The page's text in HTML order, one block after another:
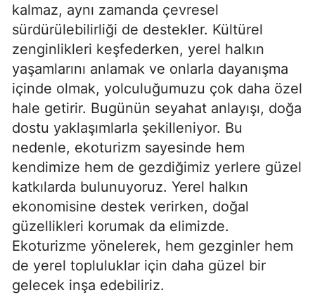
kalmaz, aynı zamanda çevresel
sürdürülebilirliği de destekler. Kültürel
zenginlikleri keşfederken, yerel halkın
yaşamlarını anlamak ve onlarla dayanışma
içinde olmak, yolculuğumuzu çok daha özel
hale getirir. Bugünün seyahat anlayışı, doğa
dostu yaklaşımlarla şekilleniyor. Bu
nedenle, ekoturizm sayesinde hem
kendimize hem de gezdiğimiz yerlere güzel
katkılarda bulunuyoruz. Yerel halkın
ekonomisine destek verirken, doğal
güzellikleri korumak da elimizde.
Ekoturizme yönelerek, hem gezginler hem
de yerel topluluklar için daha güzel bir
gelecek inşa edebiliriz.